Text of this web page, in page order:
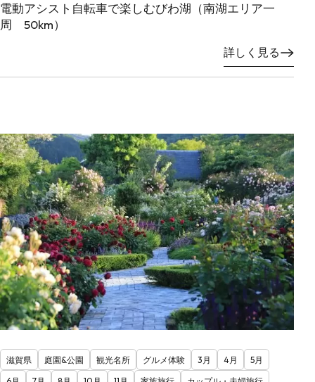
電動アシスト自転車で楽しむびわ湖（南湖エリア一
周 50km）
詳しく見る
滋賀県 庭園&公園 観光名所 グルメ体験 3月 4月
5月